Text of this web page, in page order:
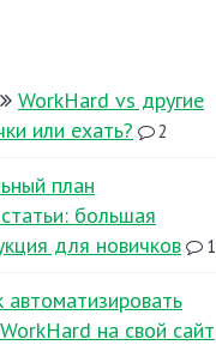
WorkHard vs другие
или ехать?
2
план
большая
для новичков
1
автоматизировать
на свой сайт